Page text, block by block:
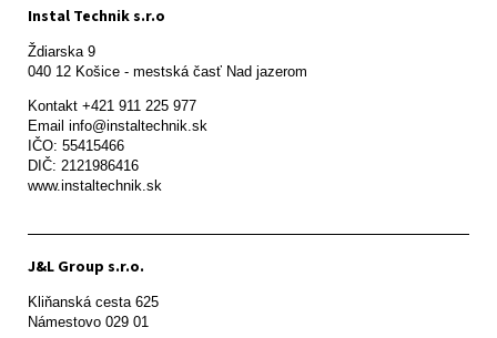
Instal Technik s.r.o
Ždiarska 9
Kontakt +421 911 225 977
Email info@instaltechnik.sk
IČO: 55415466
DIČ: 2121986416
www.instaltechnik.sk
J&L Group s.r.o.
Kliňanská cesta 625
Námestovo 029 01